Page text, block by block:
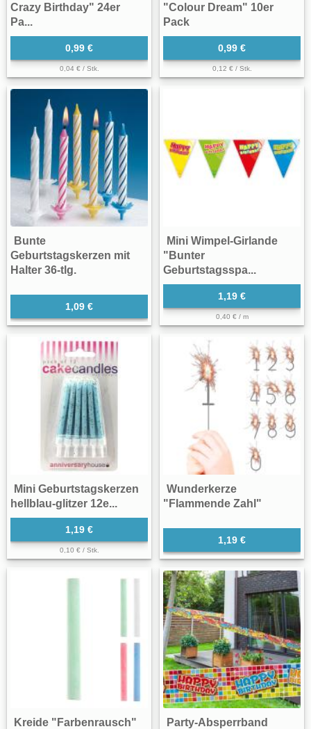
Crazy Birthday" 24er
Pa...
0,99 €
0,04 € / Stk.
"Colour Dream" 10er
Pack
0,99 €
0,12 € / Stk.
Bunte
Geburtstagskerzen mit
Halter 36-tlg.
1,09 €
Mini Wimpel-Girlande
"Bunter
Geburtstagsspa...
1,19 €
0,40 € / m
Mini Geburtstagskerzen
hellblau-glitzer 12e...
1,19 €
0,10 € / Stk.
Wunderkerze
"Flammende Zahl"
1,19 €
Kreide "Farbenrausch" Party-Absperrband